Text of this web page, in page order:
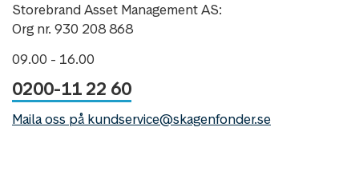
Storebrand Asset Management AS:
Org nr. 930 208 868
09.00 - 16.00
0200-11 22 60
Maila oss på kundservice@skagenfonder.se